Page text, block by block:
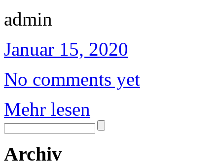
admin
Januar 15, 2020
No comments yet
Mehr lesen
Archiv